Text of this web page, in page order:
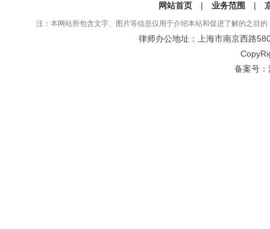
网站首页 | 业务范围 |
注：本网站所包含文字、图片等信息仅用于介绍本站和促进了解的之目
律师办公地址：上海市南京西路
备案号：